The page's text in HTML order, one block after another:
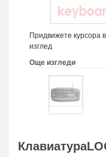
Придвижете курсора
изглед
Още изгледи